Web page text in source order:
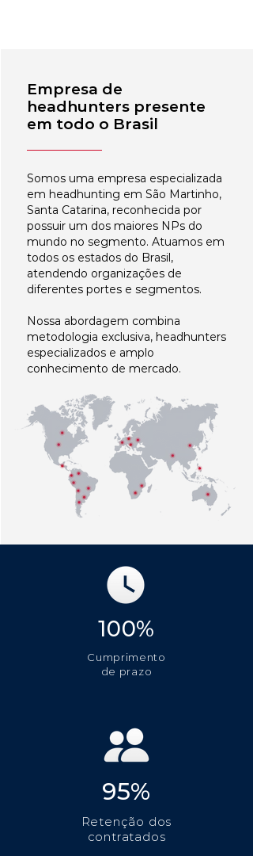
Empresa de
headhunters presente
em todo o Brasil
Somos uma empresa especializada
em headhunting em São Martinho,
Santa Catarina, reconhecida por
possuir um dos maiores NPs do
mundo no segmento. Atuamos em
todos os estados do Brasil,
atendendo organizações de
diferentes portes e segmentos.
Nossa abordagem combina
metodologia exclusiva, headhunters
especializados e amplo
conhecimento de mercado.
100%
Cumprimento
de prazo
95%
Retenção dos
contratados